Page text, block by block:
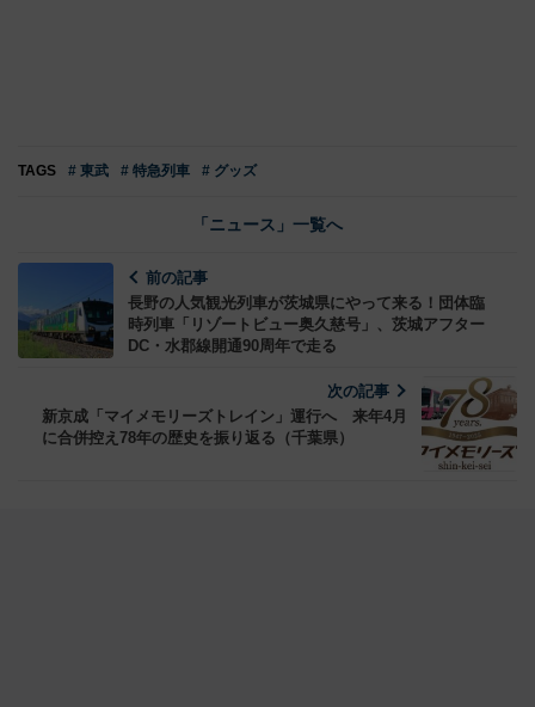
TAGS # 東武 # 特急列車 # グッズ
「ニュース」一覧へ
前の記事
長野の人気観光列車が茨城県にやって来る！団体臨
時列車「リゾートビュー奥久慈号」、茨城アフター
DC・水郡線開通90周年で走る
次の記事
新京成「マイメモリーズトレイン」運行へ 来年4月
に合併控え78年の歴史を振り返る（千葉県）